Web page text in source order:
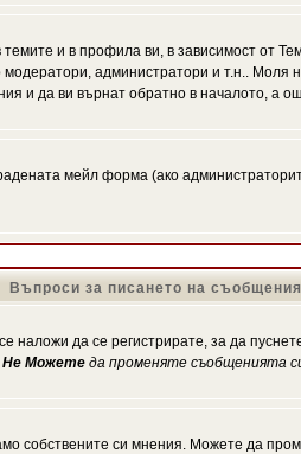
и в профила ви, в зависимост от
администратори и т.н..
и да ви върнат обратно в началото, а
мейл форма (ако
Въпроси за писането на съобщения
да се регистрирате, за да
Не Можете да променяте съобщенията
собствените си мнения. Можете да